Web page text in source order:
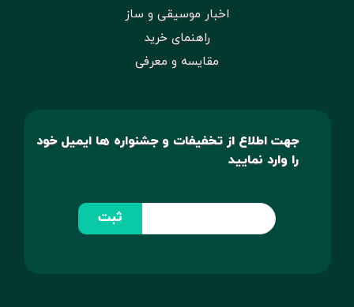
اخبار موسیقی و ساز
راهنمای خرید
مقایسه و معرفی
جهت اطلاع از تخفیفات و جشنواره ها ایمیل خود
را وارد نمایید
ثبت